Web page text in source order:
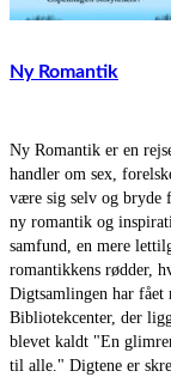
Ny Romantik
Ny Romantik er en
handler om sex,
være sig selv og bryde
ny romantik og
samfund, en mere
romantikkens rødder,
Digtsamlingen har fået
Bibliotekcenter, der
blevet kaldt "En
til alle." Digtene er